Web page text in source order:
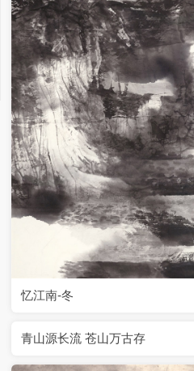
忆江南-冬
青山源长流 苍山万古存